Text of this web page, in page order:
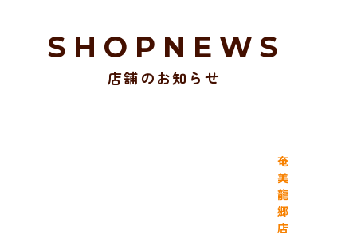
SHOPNEWS
店舗のお知らせ
奄
美
龍
郷
店